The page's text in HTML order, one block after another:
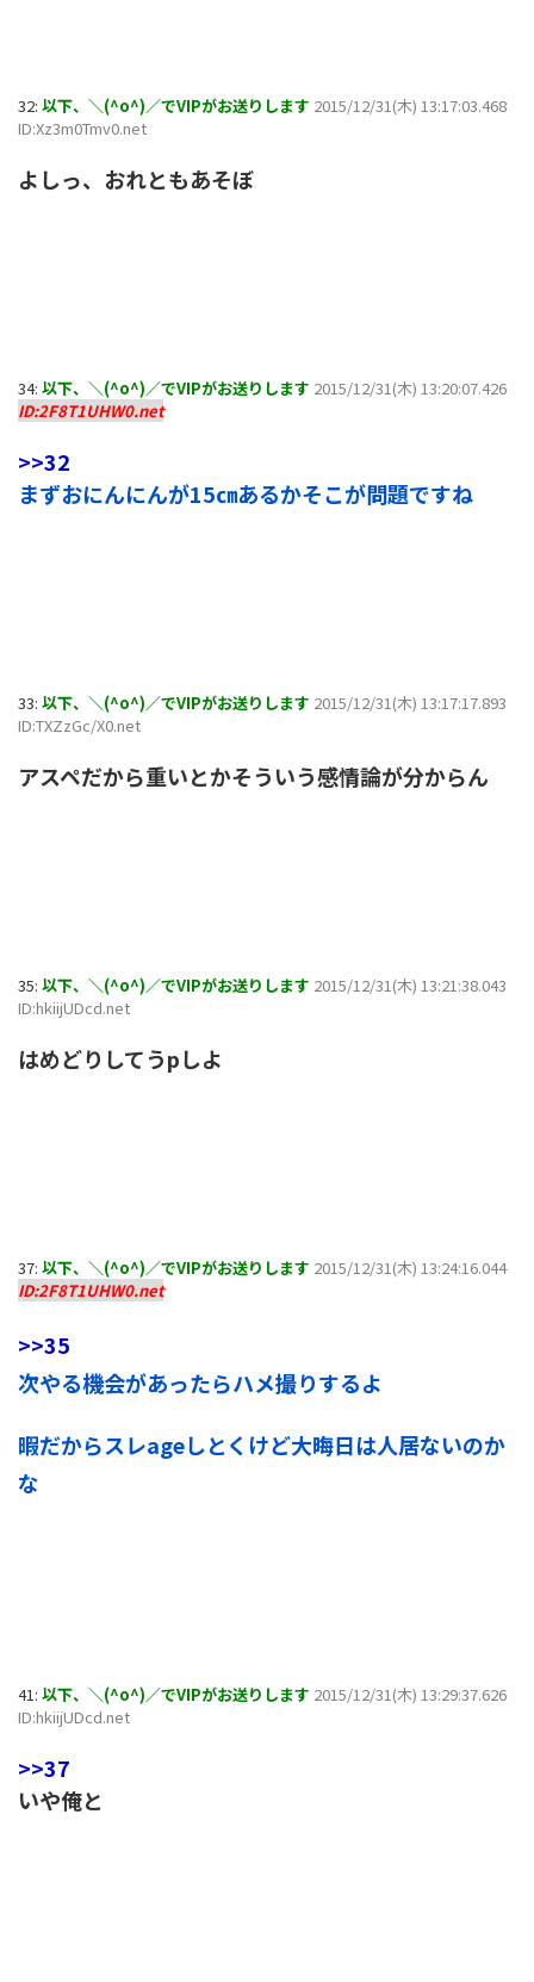
32: 以下、＼(^o^)／でVIPがお送りします 2015/12/31(木) 13:17:03.468
ID:Xz3m0Tmv0.net
よしっ、おれともあそぼ
34: 以下、＼(^o^)／でVIPがお送りします 2015/12/31(木) 13:20:07.426
ID:2F8T1UHW0.net
>>32
まずおにんにんが15㎝あるかそこが問題ですね
33: 以下、＼(^o^)／でVIPがお送りします 2015/12/31(木) 13:17:17.893
ID:TXZzGc/X0.net
アスペだから重いとかそういう感情論が分からん
35: 以下、＼(^o^)／でVIPがお送りします 2015/12/31(木) 13:21:38.043
ID:hkiijUDcd.net
はめどりしてうpしよ
37: 以下、＼(^o^)／でVIPがお送りします 2015/12/31(木) 13:24:16.044
ID:2F8T1UHW0.net
>>35
次やる機会があったらハメ撮りするよ
暇だからスレageしとくけど大晦日は人居ないのか
な
41: 以下、＼(^o^)／でVIPがお送りします 2015/12/31(木) 13:29:37.626
ID:hkiijUDcd.net
>>37
いや俺と